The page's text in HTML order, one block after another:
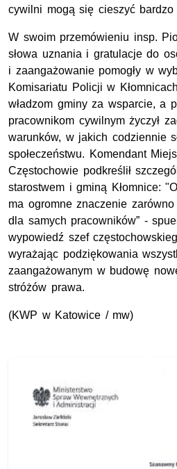
cywilni mogą się cieszyć bardzo
W swoim przemówieniu insp.
słowa uznania i gratulacje do
i zaangażowanie pomogły w
Komisariatu Policji w
władzom gminy za wsparcie, a
pracownikom cywilnym życzył
warunków, w jakich codziennie
społeczeństwu. Komendant
Częstochowie podkreślił
starostwem i gminą Kłomnice:
ma ogromne znaczenie
dla samych pracowników” -
wypowiedź szef
wyrażając podziękowania
zaangażowanym w budowę
stróżów prawa.
(KWP w Katowice / mw)